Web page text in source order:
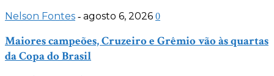
Nelson Fontes - agosto 6, 2026 0
Maiores campeões, Cruzeiro e Grêmio vão às quartas
da Copa do Brasil